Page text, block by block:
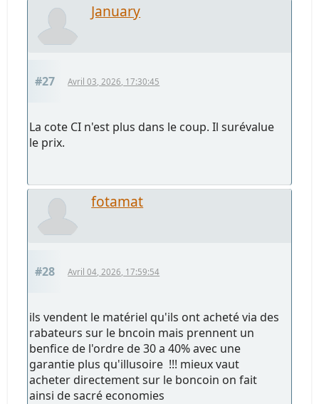
January
#27 Avril 03, 2026, 17:30:45
La cote CI n'est plus dans le coup. Il surévalue
le prix.
fotamat
#28 Avril 04, 2026, 17:59:54
ils vendent le matériel qu'ils ont acheté via des
rabateurs sur le bncoin mais prennent un
benfice de l'ordre de 30 a 40% avec une
garantie plus qu'illusoire !!! mieux vaut
acheter directement sur le boncoin on fait
ainsi de sacré economies